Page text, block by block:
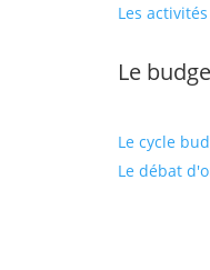
Les activités
Le
Le cycle
Le débat